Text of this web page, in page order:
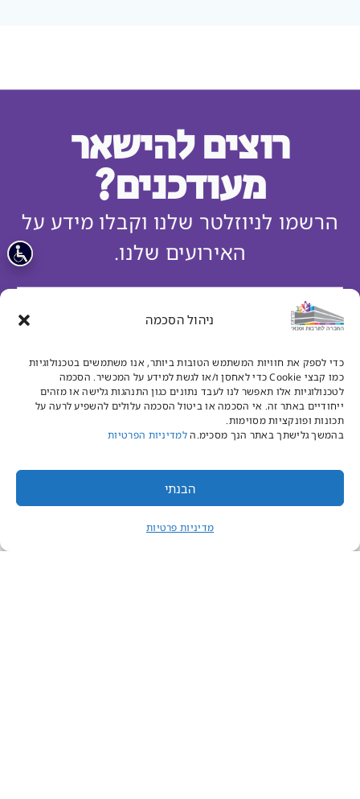
ניהול הסכמה
כדי לספק את חוויות המשתמש הטובות ביותר, אנו משתמשים בטכנולוגיות
כמו קבצי Cookie כדי לאחסן ו/או לגשת למידע על המכשיר. הסכמה
לטכנולוגיות אלו תאפשר לנו לעבד נתונים כגון התנהגות גלישה או מזהים
ייחודיים באתר זה. אי הסכמה או ביטול הסכמה עלולים להשפיע לרעה על
תכונות ופונקציות מסוימות.
בהמשך גלישתך באתר הנך מסכימ.הלמדיניות הפרטיות
הבנתי
מדיניות פרטיות
רוצים להישאר
מעודכנים?
הרשמו לניוזלטר שלנו וקבלו מידע על
האירועים שלנו.
מאשר/ת קבלת דיוור מהחברה לתרבות ופנאי נס ציונה
קראתי ואני מאשר.ת אתמדיניות פרטיות
הרשמו עכשיו